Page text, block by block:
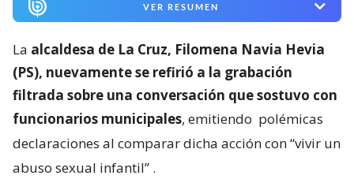
VER RESUMEN
La alcaldesa de La Cruz, Filomena Navia Hevia
(PS), nuevamente se refirió a la grabación
filtrada sobre una conversación que sostuvo con
funcionarios municipales, emitiendo polémicas
declaraciones al comparar dicha acción con “vivir un
abuso sexual infantil” .